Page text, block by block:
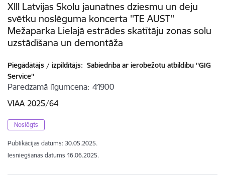
XIII Latvijas Skolu jaunatnes dziesmu un deju
svētku noslēguma koncerta ''TE AUST''
Mežaparka Lielajā estrādes skatītāju zonas solu
uzstādīšana un demontāža
Piegādātājs / izpildītājs: Sabiedrība ar ierobežotu atbildību ''GIG
Service''
Paredzamā līgumcena 41900
VIAA 2025/64
Noslēgts
Publikācijas datums: 30.05.2025.
Iesniegšanas datums 16.06.2025.